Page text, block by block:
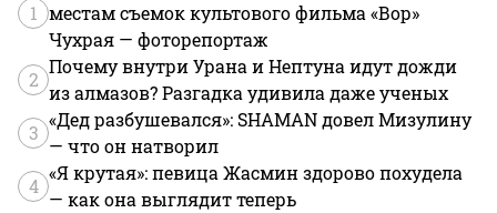
1 местам съемок культового фильма «Вор»
Чухрая — фоторепортаж
2
Почему внутри Урана и Нептуна идут дожди
из алмазов? Разгадка удивила даже ученых
3
«Дед разбушевался»: SHAMAN довел Мизулину
— что он натворил
4
«Я крутая»: певица Жасмин здорово похудела
— как она выглядит теперь